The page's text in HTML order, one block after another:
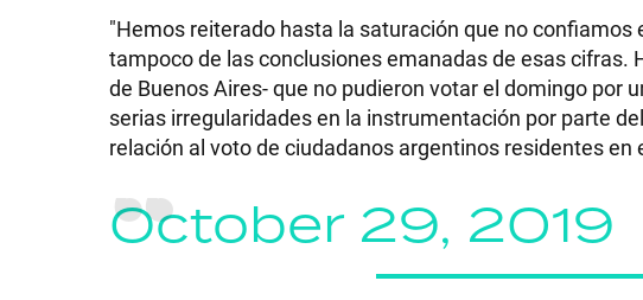
"Hemos reiterado hasta la saturación que no
tampoco de las conclusiones emanadas de esas
de Buenos Aires- que no pudieron votar el domingo
serias irregularidades en la instrumentación por parte
relación al voto de ciudadanos argentinos residentes en
October 29, 2019
ACTUALIDAD
POLICIALES
ECONOMÍA